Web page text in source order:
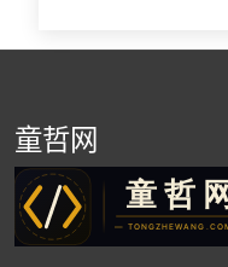
童哲网